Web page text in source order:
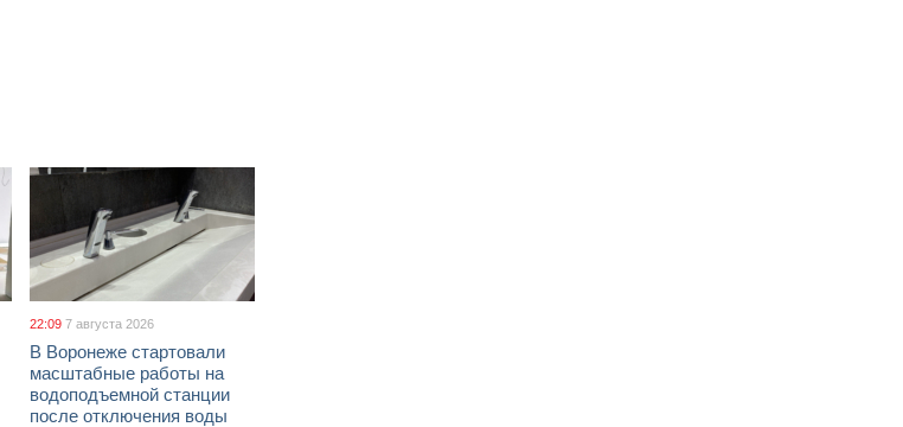
22:09 7 августа 2026
В Воронеже стартовали
масштабные работы на
водоподъемной станции
после отключения воды